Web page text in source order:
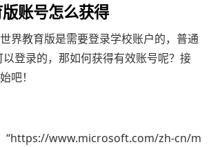
账号怎么获得
界教育版是需要登录学校账户的，普通
登录的，那如何获得有效账号呢？接
吧！
“https://www.microsoft.com/zh-cn/m